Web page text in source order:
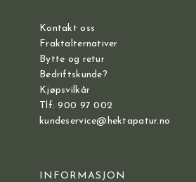
Kontakt oss
Fraktalternativer
Bytte og retur
Bedriftskunde?
Kjøpsvilkår
Tlf: 900 97 002
kundeservice@hektapatur.no
INFORMASJON